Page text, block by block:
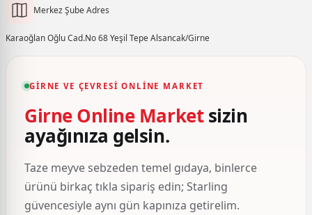
Merkez Şube Adres
Karaoğlan Oğlu Cad.No 68 Yeşil Tepe Alsancak/Girne
GIRNE VE ÇEVRESI ONLINE MARKET
Girne Online Marketsizin
ayağınıza gelsin.
Taze meyve sebzeden temel gıdaya, binlerce
ürünü birkaç tıkla sipariş edin; Starling
güvencesiyle aynı gün kapınıza getirelim.